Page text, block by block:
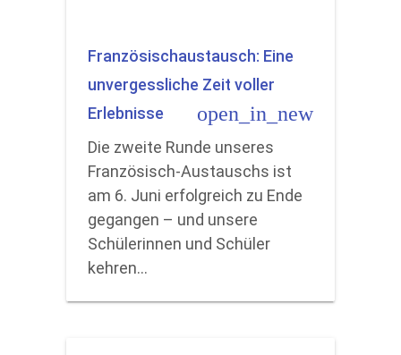
Französischaustausch: Eine
unvergessliche Zeit voller
Erlebnisse
open_in_new
Die zweite Runde unseres
Französisch-Austauschs ist
am 6. Juni erfolgreich zu Ende
gegangen – und unsere
Schülerinnen und Schüler
kehren…